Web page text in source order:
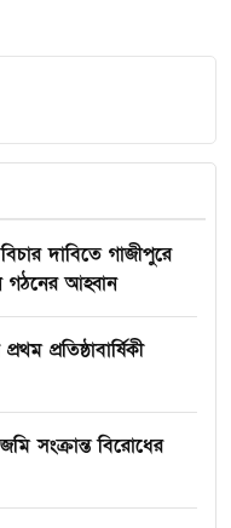
দাবিতে গাজীপুরে
গঠনের আহ্বান
প্রতিষ্ঠাবার্ষিকী
সংক্রান্ত বিরোধের